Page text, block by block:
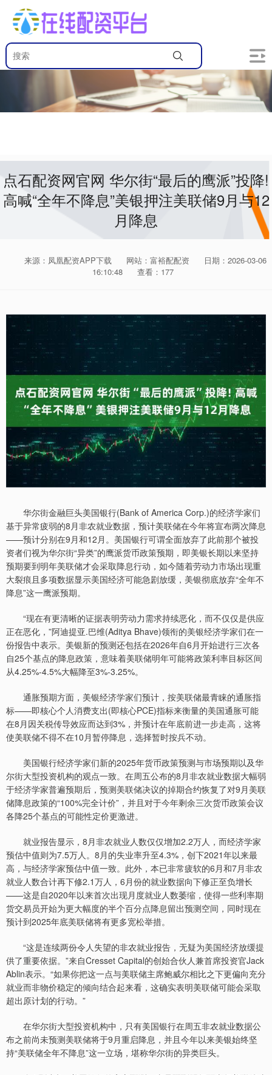
点石配资网官网 华尔街“最后的鹰派”投降!
高喊“全年不降息”美银押注美联储9月与12
月降息
来源：凤凰配资APP下载 网站：富裕配配资
日期：2026-03-06
16:10:48
查看：177
华尔街金融巨头美国银行(Bank of America Corp.)的经济学家们
基于异常疲弱的8月非农就业数据，预计美联储在今年将宣布两次降息
——预计分别在9月和12月。美国银行可谓全面放弃了此前那个被投
资者们视为华尔街“异类”的鹰派货币政策预期，即美银长期以来坚持
预期要到明年美联储才会采取降息行动，如今随着劳动力市场出现重
大裂痕且多项数据显示美国经济可能急剧放缓，美银彻底放弃“全年不
降息”这一鹰派预期。
“现在有更清晰的证据表明劳动力需求持续恶化，而不仅仅是供应
正在恶化，”阿迪提亚.巴维(Aditya Bhave)领衔的美银经济学家们在一
份报告中表示。美银新的预测还包括在2026年自6月开始进行三次各
自25个基点的降息政策，意味着美联储明年可能将政策利率目标区间
从4.25%-4.5%大幅降至3%-3.25%。
通胀预期方面，美银经济学家们预计，按美联储最青睐的通胀指
标——即核心个人消费支出(即核心PCE)指标来衡量的美国通胀可能
在8月因关税传导效应而达到3%，并预计在年底前进一步走高，这将
使美联储不得不在10月暂停降息，选择暂时按兵不动。
美国银行经济学家们新的2025年货币政策预测与市场预期以及华
尔街大型投资机构的观点一致。在周五公布的8月非农就业数据大幅弱
于经济学家普遍预期后，预测美联储决议的掉期合约恢复了对9月美联
储降息政策的“100%完全计价”，并且对于今年剩余三次货币政策会议
各降25个基点的可能性定价更激进。
就业报告显示，8月非农就业人数仅仅增加2.2万人，而经济学家
预估中值则为7.5万人。8月的失业率升至4.3%，创下2021年以来最
高，与经济学家预估中值一致。此外，本已非常疲软的6月和7月非农
就业人数合计再下修2.1万人，6月份的就业数据向下修正至负增长
——这是自2020年以来首次出现月度就业人数萎缩，使得一些利率期
货交易员开始为更大幅度的半个百分点降息留出预测空间，同时现在
预计到2025年底美联储将有更多宽松举措。
“这是连续两份令人失望的非农就业报告，无疑为美国经济放缓提
供了重要依据。”来自Cresset Capital的创始合伙人兼首席投资官Jack
Ablin表示。“如果你把这一点与美联储主席鲍威尔相比之下更偏向充分
就业而非物价稳定的倾向结合起来看，这确实表明美联储可能会采取
超出原计划的行动。”
在华尔街大型投资机构中，只有美国银行在周五非农就业数据公
布之前尚未预测美联储将于9月重启降息，并且今年以来美银始终坚
持“美联储全年不降息”这一立场，堪称华尔街的异类巨头。